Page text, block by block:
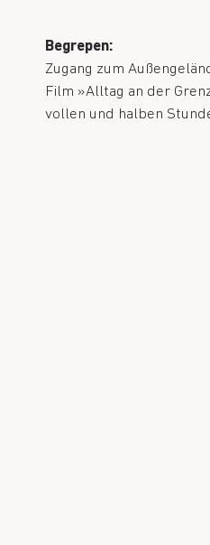
Begrepen:
Zugang zum
Film »Alltag an der
vollen und halben